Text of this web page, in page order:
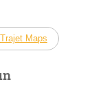
Trajet Maps